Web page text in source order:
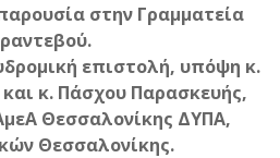
στην Γραμματεία
επιστολή, υπόψη κ.
και κ. Πάσχου Παρασκευής,
Θεσσαλονίκης ΔΥΠΑ,
Θεσσαλονίκης.